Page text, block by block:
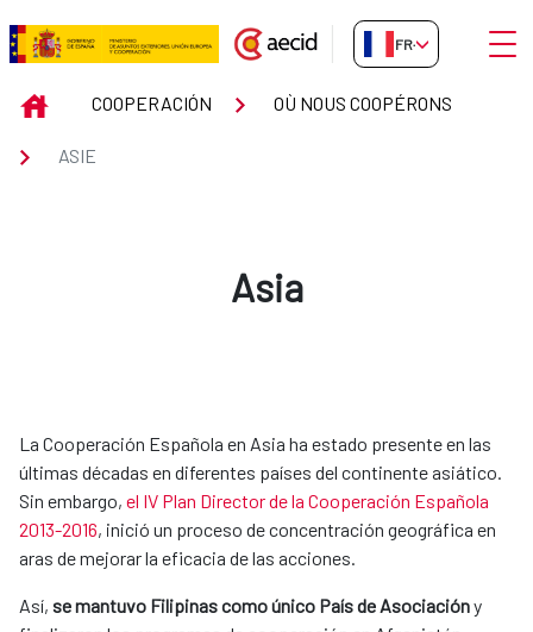
Saut au contenu principal
ASIE
FR-FR
INICIOCOOPERACIÓN OÙ NOUS COOPÉRONS
ASIE
Asia
​​​​​​La Cooperación Española en Asia ha estado presente en las
últimas décadas en diferentes países del continente asiático.
Sin embargo, el IV Plan Director de la Cooperación Española
2013-2016, inició un proceso de concentración geográfica en
aras de mejorar la eficacia de las acciones.
Así, se mantuvo Filipinas como único País de Asociacióny